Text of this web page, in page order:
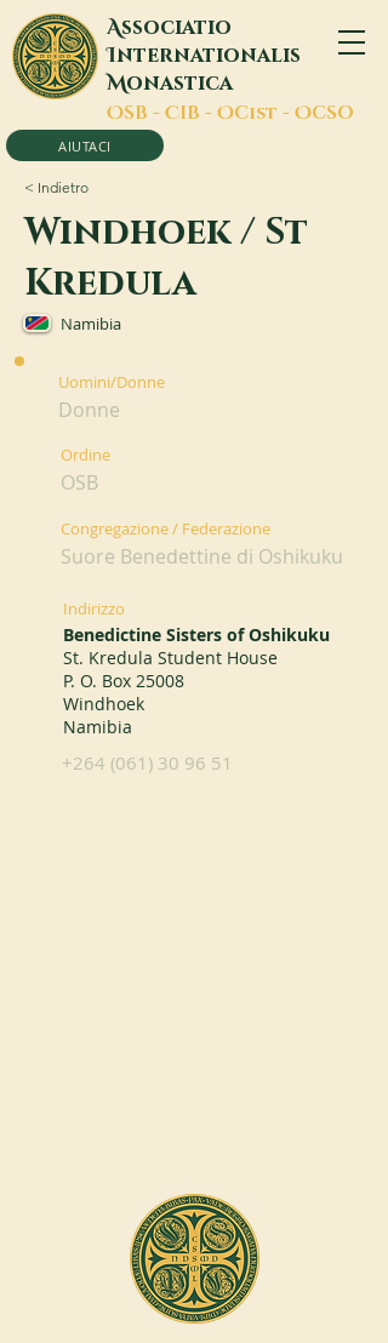
Associatio
Internationalis
Monastica
OSB - CIB - OCist - OCSO
AIUTACI
< Indietro
Windhoek / St
Kredula
Namibia
Uomini/Donne
Donne
Ordine
OSB
Congregazione / Federazione
Suore Benedettine di Oshikuku
Indirizzo
Benedictine Sisters of Oshikuku
St. Kredula Student House
P. O. Box 25008
Windhoek
Namibia
+264 (061) 30 96 51